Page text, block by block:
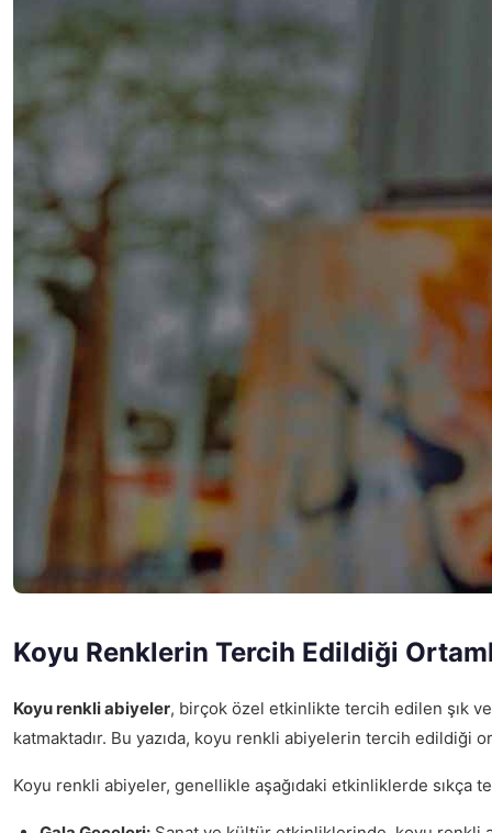
Koyu Renklerin Tercih Edildiği
Koyu renkli abiyeler, birçok özel etkinlikte tercih edilen şık
katmaktadır. Bu yazıda, koyu renkli abiyelerin tercih edildiği
Koyu renkli abiyeler, genellikle aşağıdaki etkinliklerde sıkça